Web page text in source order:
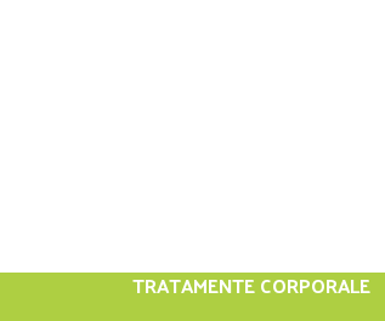
TRATAMENTE CORPORALE